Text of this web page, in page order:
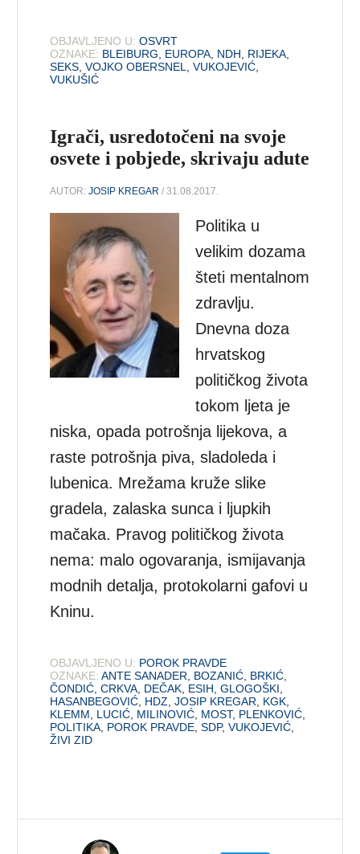
OBJAVLJENO U: OSVRT
OZNAKE: BLEIBURG EUROPA NDH RIJEKA
SEKS ,VOJKO OBERSNEL ,VUKOJEVIĆ
VUKUŠIĆ
Igrači, usredotočeni na svoje
osvete i pobjede, skrivaju adute
AUTOR:JOSIP KREGAR / 31.08.2017.
Politika u
velikim dozama
šteti mentalnom
zdravlju.
Dnevna doza
hrvatskog
političkog života
tokom ljeta je
niska, opada potrošnja lijekova, a
raste potrošnja piva, sladoleda i
lubenica. Mrežama kruže slike
gradela, zalaska sunca i ljupkih
mačaka. Pravog političkog života
nema: malo ogovaranja, ismijavanja
modnih detalja, protokolarni gafovi u
Kninu.
OBJAVLJENO U: POROK PRAVDE
OZNAKE: ANTE SANADER BOZANIĆ BRKIĆ
ČONDIĆ ,CRKVA DEČAK ESIH ,GLOGOŠKI
HASANBEGOVIĆ HDZ ,JOSIP KREGAR KGK
KLEMM
LUCIĆ MILINOVIĆ MOST, PLENKOVIĆ
POLITIKA POROK PRAVDE ,SDP,VUKOJEVIĆ
ŽIVI ZID